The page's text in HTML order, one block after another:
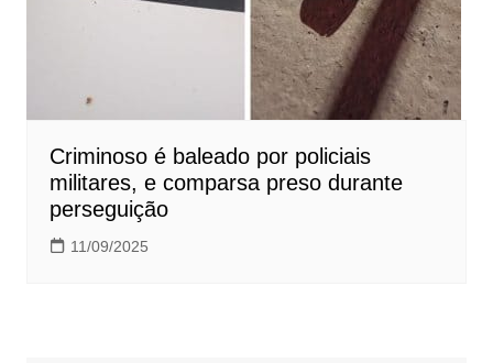
Criminoso é baleado por policiais
militares, e comparsa preso durante
perseguição
11/09/2025